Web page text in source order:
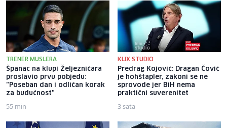
TRENER MUSLERA
Španac na klupi Željezničara
proslavio prvu pobjedu:
"Poseban dan i odličan korak
za budućnost"
55 min
KLIX STUDIO
Predrag Kojović: Dragan Čović
je hohštapler, zakoni se ne
sprovode jer BiH nema
praktični suverenitet
3 sata